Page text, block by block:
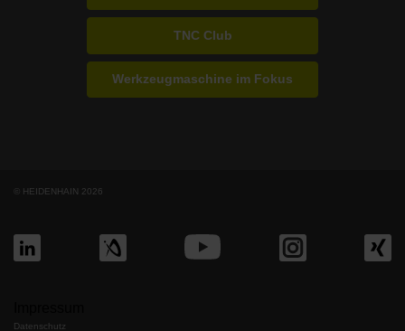
TNC Club
Werkzeugmaschine im Fokus
© HEIDENHAIN 2026
Datenschutz